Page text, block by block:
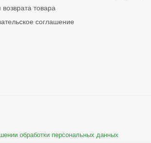
возврата товара
соглашение
обработки персональных данных